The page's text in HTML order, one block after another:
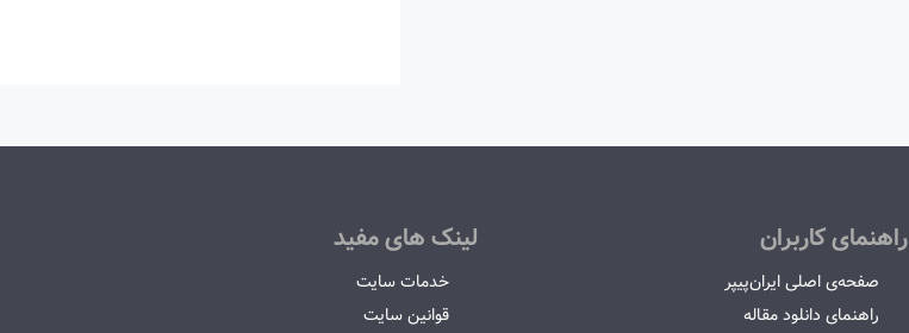
راهنمای کاربران
صفحه‌ی اصلی ایران‌پیپر
راهنمای دانلود مقاله
لینک های مفید
خدمات سایت
قوانین سایت